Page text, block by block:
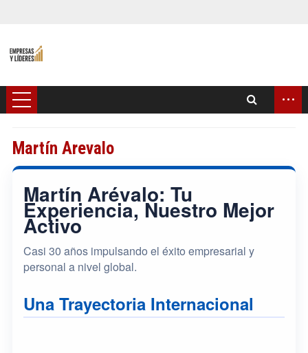
...
Martín Arevalo
Martín Arévalo: Tu
Experiencia, Nuestro Mejor
Activo
Casi 30 años impulsando el éxito empresarial y
personal a nivel global.
Una Trayectoria Internacional